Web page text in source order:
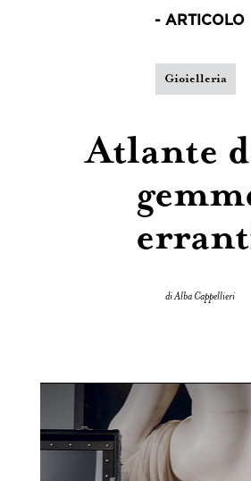
- ARTICOLO
Gioielleria
Atlante
di Alba Cappellieri